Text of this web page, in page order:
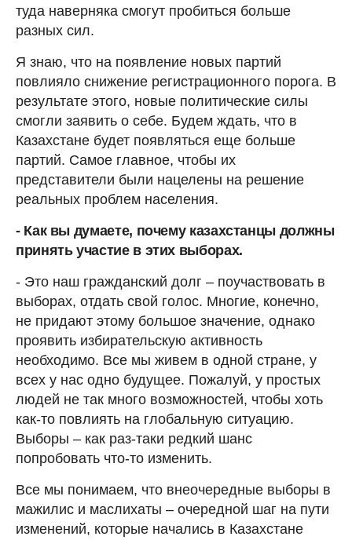
туда наверняка смогут пробиться больше
разных сил.
Я знаю, что на появление новых партий
повлияло снижение регистрационного порога. В
результате этого, новые политические силы
смогли заявить о себе. Будем ждать, что в
Казахстане будет появляться еще больше
партий. Самое главное, чтобы их
представители были нацелены на решение
реальных проблем населения.
- Как вы думаете, почему казахстанцы должны
принять участие в этих выборах.
- Это наш гражданский долг – поучаствовать в
выборах, отдать свой голос. Многие, конечно,
не придают этому большое значение, однако
проявить избирательскую активность
необходимо. Все мы живем в одной стране, у
всех у нас одно будущее. Пожалуй, у простых
людей не так много возможностей, чтобы хоть
как-то повлиять на глобальную ситуацию.
Выборы – как раз-таки редкий шанс
попробовать что-то изменить.
Все мы понимаем, что внеочередные выборы в
мажилис и маслихаты – очередной шаг на пути
изменений, которые начались в Казахстане